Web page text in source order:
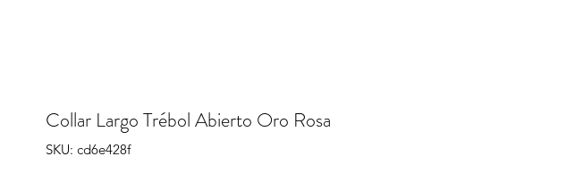
Collar Largo Trébol Abierto Oro Rosa
SKU: cd6e428f